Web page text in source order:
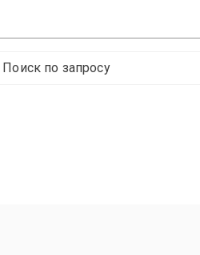
Поиск по запросу